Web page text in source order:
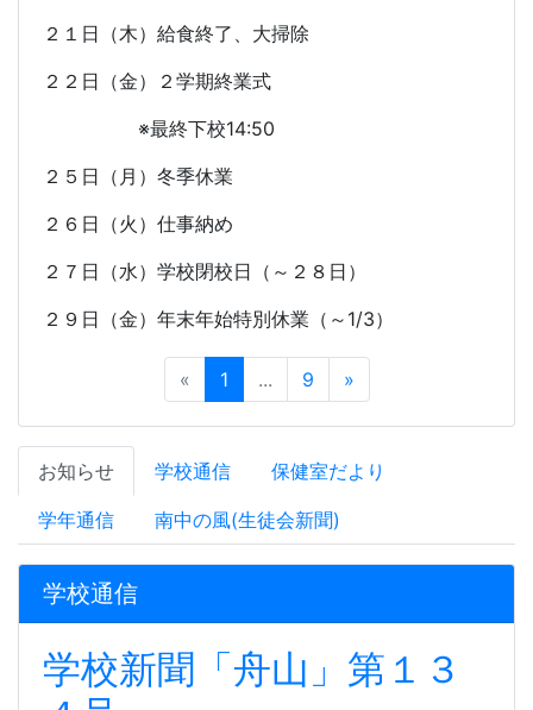
２１日（木）給食終了、大掃除
２２日（金）２学期終業式
※最終下校14:50
２５日（月）冬季休業
２６日（火）仕事納め
２７日（水）学校閉校日（～２８日）
２９日（金）年末年始特別休業（～ 1/3）
« 1 ... 9 »
お知らせ 学校通信 保健室だより
学年通信 南中の風(生徒会新聞)
学校通信
学校新聞「舟山」第１３